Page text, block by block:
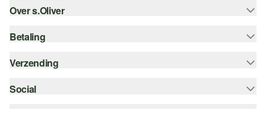
Help - FAQ
Top categorieën
Over s.Oliver
Nieuwsbrief
Betaling
Koop op rekening
Verzending
bpost
Social